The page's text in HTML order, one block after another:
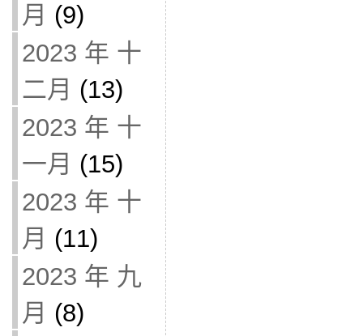
月 (9)
2023 年 十
二月 (13)
2023 年 十
一月 (15)
2023 年 十
月 (11)
2023 年 九
月 (8)